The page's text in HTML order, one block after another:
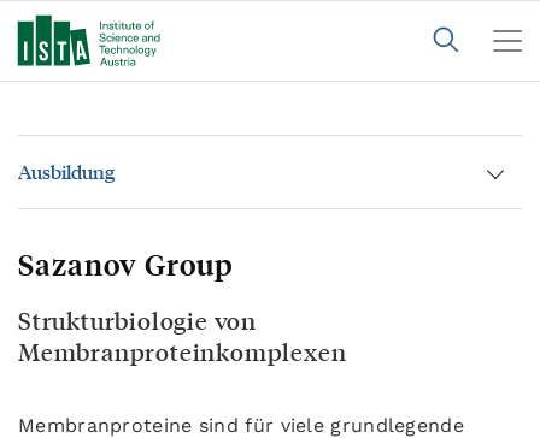
Ausbildung
Sazanov Group
Strukturbiologie von
Membranproteinkomplexen
Membranproteine sind für viele grundlegende